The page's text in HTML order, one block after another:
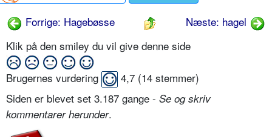
Forrige: Hagebøsse
Næste: hagel
Klik på den smiley du vil give denne side
Brugernes vurdering 4,7 (14 stemmer)
Siden er blevet set 3.187 gange - Se og skriv
kommentarer herunder.